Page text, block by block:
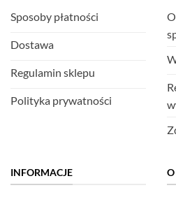
Sposoby płatności
Dostawa
Regulamin sklepu
Polityka prywatności
INFORMACJE O